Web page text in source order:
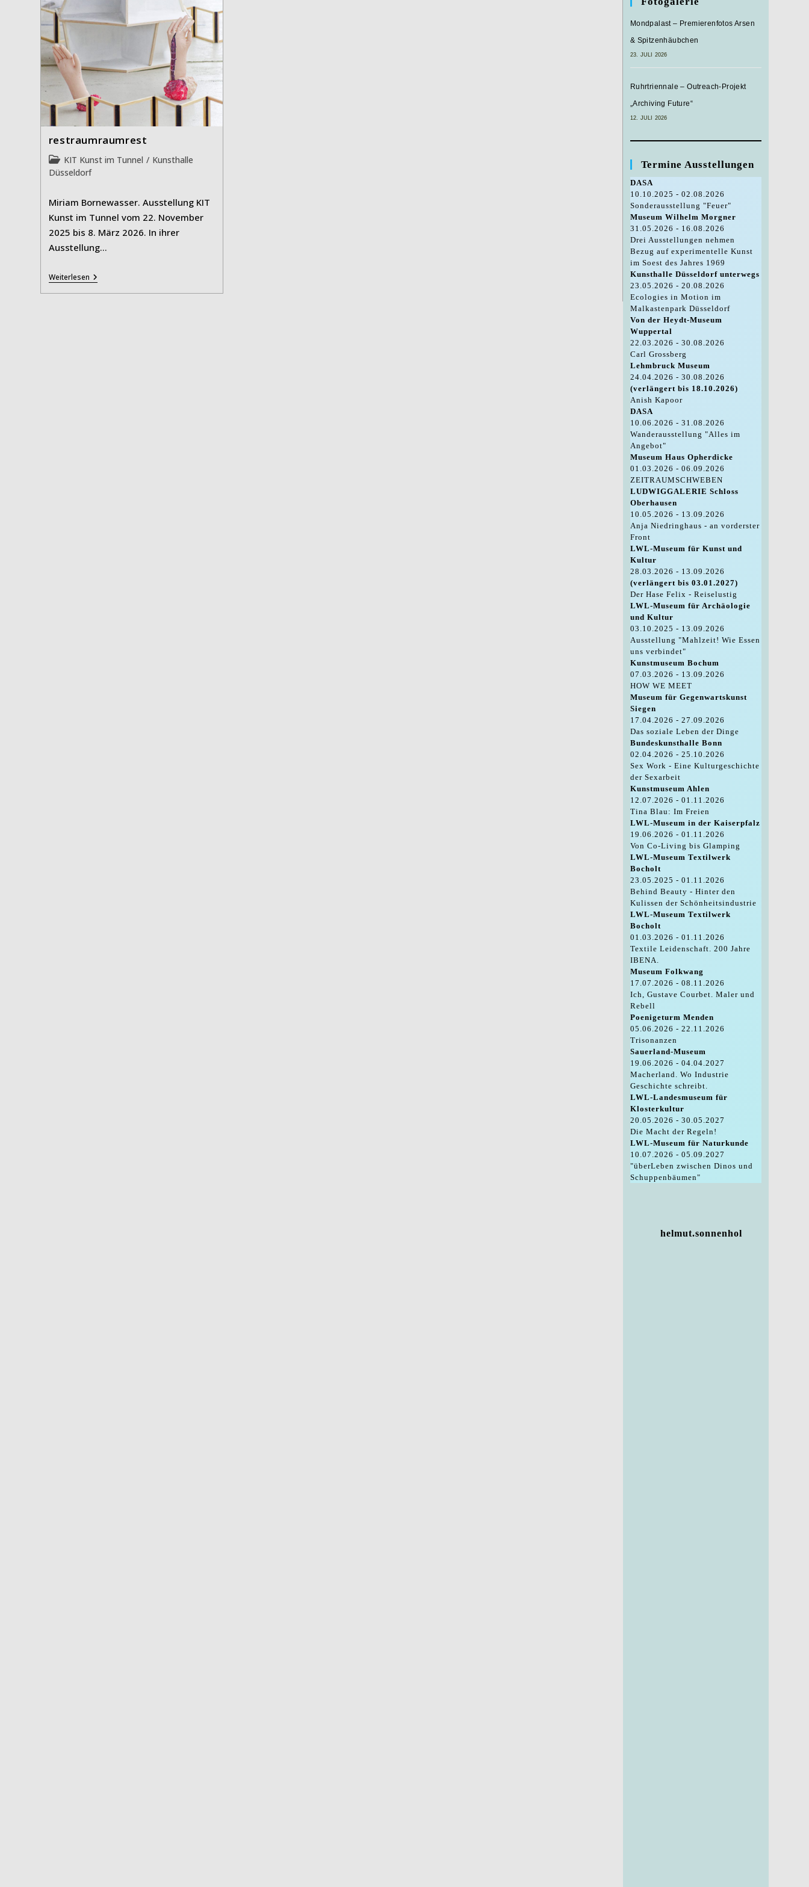
restraumraumrest
Beitrags-
Kategorie:
KIT Kunst im Tunnel / Kunsthalle
Düsseldorf
Miriam Bornewasser. Ausstellung KIT
Kunst im Tunnel vom 22. November
2025 bis 8. März 2026. In ihrer
Ausstellung…
WeiterlesenRestraumraumrest
Mondpalast – Premierenfotos Arsen
& Spitzenhäubchen
23. JULI 2026
Ruhrtriennale – Outreach-Projekt
„Archiving Future“
12. JULI 2026
Termine Ausstellungen
DASA
10.10.2025 - 02.08.2026
Sonderausstellung "Feuer"
Museum Wilhelm Morgner
31.05.2026 - 16.08.2026
Drei Ausstellungen nehmen
Bezug auf experimentelle Kunst
im Soest des Jahres 1969
Kunsthalle Düsseldorf unterwegs
23.05.2026 - 20.08.2026
Ecologies in Motion im
Malkastenpark Düsseldorf
Von der Heydt-Museum
Wuppertal
22.03.2026 - 30.08.2026
Carl Grossberg
Lehmbruck Museum
24.04.2026 - 30.08.2026
(verlängert bis 18.10.2026)
Anish Kapoor
DASA
10.06.2026 - 31.08.2026
Wanderausstellung "Alles im
Angebot"
Museum Haus Opherdicke
01.03.2026 - 06.09.2026
ZEITRAUMSCHWEBEN
LUDWIGGALERIE Schloss
Oberhausen
10.05.2026 - 13.09.2026
Anja Niedringhaus - an vorderster
Front
LWL-Museum für Kunst und
Kultur
28.03.2026 - 13.09.2026
(verlängert bis 03.01.2027)
Der Hase Felix - Reiselustig
LWL-Museum für Archäologie
und Kultur
03.10.2025 - 13.09.2026
Ausstellung "Mahlzeit! Wie Essen
uns verbindet"
Kunstmuseum Bochum
07.03.2026 - 13.09.2026
HOW WE MEET
Museum für Gegenwartskunst
Siegen
17.04.2026 - 27.09.2026
Das soziale Leben der Dinge
Bundeskunsthalle Bonn
02.04.2026 - 25.10.2026
Sex Work - Eine Kulturgeschichte
der Sexarbeit
Kunstmuseum Ahlen
12.07.2026 - 01.11.2026
Tina Blau: Im Freien
LWL-Museum in der Kaiserpfalz
19.06.2026 - 01.11.2026
Von Co-Living bis Glamping
LWL-Museum Textilwerk
Bocholt
23.05.2025 - 01.11.2026
Behind Beauty - Hinter den
Kulissen der Schönheitsindustrie
LWL-Museum Textilwerk
Bocholt
01.03.2026 - 01.11.2026
Textile Leidenschaft. 200 Jahre
IBENA.
Museum Folkwang
17.07.2026 - 08.11.2026
Ich, Gustave Courbet. Maler und
Rebell
Poenigeturm Menden
05.06.2026 - 22.11.2026
Trisonanzen
Sauerland-Museum
19.06.2026 - 04.04.2027
Macherland. Wo Industrie
Geschichte schreibt.
LWL-Landesmuseum für
Klosterkultur
20.05.2026 - 30.05.2027
Die Macht der Regeln!
LWL-Museum für Naturkunde
10.07.2026 - 05.09.2027
"überLeben zwischen Dinos und
Schuppenbäumen"
helmut.sonnenhol